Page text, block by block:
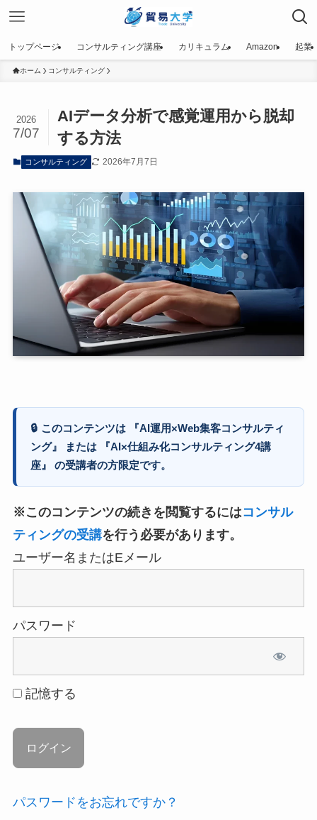
トップページ コンサルティング講座 カリキュラム Amazon 起業
ホーム コンサルティング
AIデータ分析で感覚運用から脱却
する方法
2026
7/07
コンサルティング 2026年7月7日
🔒 このコンテンツは 『AI運用×Web集客コンサルティ
ング』 または 『AI×仕組み化コンサルティング4講
座』 の受講者の方限定です。
※このコンテンツの続きを閲覧するにはコンサル
ティングの受講を行う必要があります。
ユーザー名またはEメール
パスワード
記憶する
パスワードをお忘れですか？